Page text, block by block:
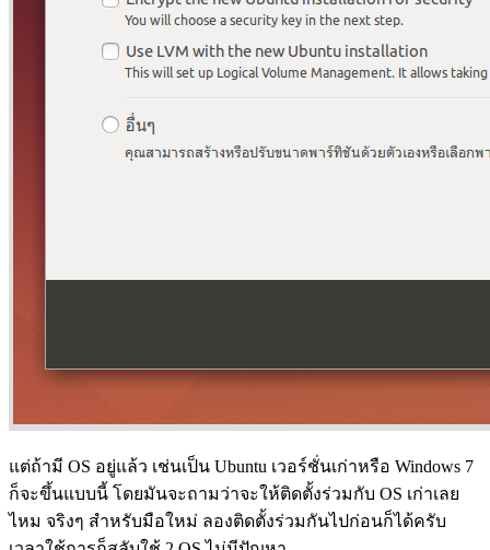
แต่ถ้ามี OS อยู่แล้ว เช่นเป็น Ubuntu เวอร์ชั่นเก่าหรือ Windows 7
ก็จะขึ้นแบบนี้ โดยมันจะถามว่าจะให้ติดตั้งร่วมกับ OS เก่าเลย
ไหม จริงๆ สำหรับมือใหม่ ลองติดตั้งร่วมกันไปก่อนก็ได้ครับ